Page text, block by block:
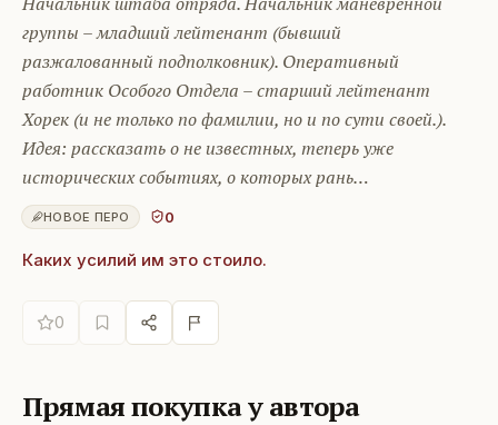
группы – младший лейтенант (бывший
разжалованный подполковник). Оперативный
работник Особого Отдела – старший лейтенант
Хорек (и не только по фамилии, но и по сути своей.).
Идея: рассказать о не известных, теперь уже
исторических событиях, о которых рань…
НОВОЕ ПЕРО 0
Каких усилий им это стоило.
0
Прямая покупка у автора